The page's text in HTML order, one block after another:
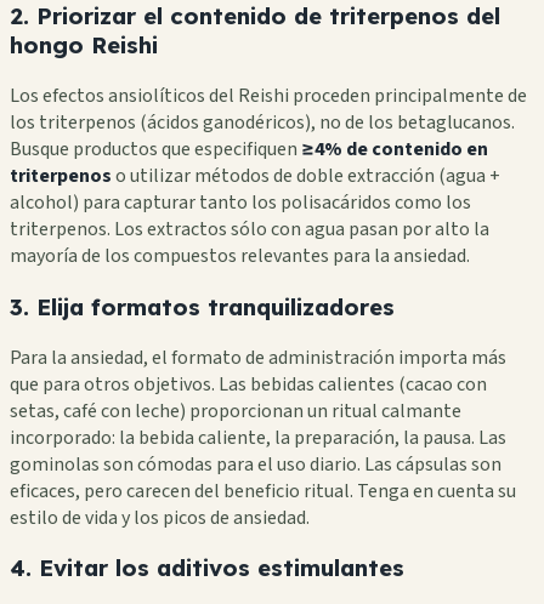
2. Priorizar el contenido de triterpenos del
hongo Reishi
Los efectos ansiolíticos del Reishi proceden principalmente de
los triterpenos (ácidos ganodéricos), no de los betaglucanos.
Busque productos que especifiquen ≥4% de contenido en
triterpenoso utilizar métodos de doble extracción (agua +
alcohol) para capturar tanto los polisacáridos como los
triterpenos. Los extractos sólo con agua pasan por alto la
mayoría de los compuestos relevantes para la ansiedad.
3. Elija formatos tranquilizadores
Para la ansiedad, el formato de administración importa más
que para otros objetivos. Las bebidas calientes (cacao con
setas, café con leche) proporcionan un ritual calmante
incorporado: la bebida caliente, la preparación, la pausa. Las
gominolas son cómodas para el uso diario. Las cápsulas son
eficaces, pero carecen del beneficio ritual. Tenga en cuenta su
estilo de vida y los picos de ansiedad.
4. Evitar los aditivos estimulantes